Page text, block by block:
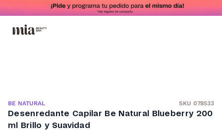
BE NATURAL SKU 078533
Desenredante Capilar Be Natural Blueberry 200
ml Brillo y Suavidad